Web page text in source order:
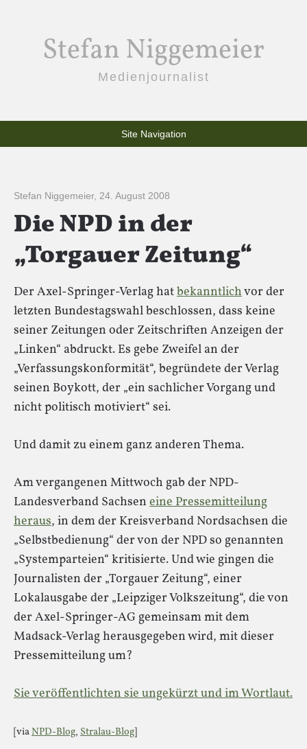
Stefan Niggemeier
Medienjournalist
Site Navigation
Stefan Niggemeier, 24. August 2008
Die NPD in der
„Torgauer Zeitung“
Der Axel-Springer-Verlag hatbekanntlichvor der
letzten Bundestagswahl beschlossen, dass keine
seiner Zeitungen oder Zeitschriften Anzeigen der
„Linken“ abdruckt. Es gebe Zweifel an der
„Verfassungskonformität“, begründete der Verlag
seinen Boykott, der „ein sachlicher Vorgang und
nicht politisch motiviert“ sei.
Und damit zu einem ganz anderen Thema.
Am vergangenen Mittwoch gab der NPD-
Landesverband Sachsen eine Pressemitteilung
heraus, in dem der Kreisverband Nordsachsen die
„Selbstbedienung“ der von der NPD so genannten
„Systemparteien“ kritisierte. Und wie gingen die
Journalisten der „Torgauer Zeitung“, einer
Lokalausgabe der „Leipziger Volkszeitung“, die von
der Axel-Springer-AG gemeinsam mit dem
Madsack-Verlag herausgegeben wird, mit dieser
Pressemitteilung um?
Sie veröffentlichten sie ungekürzt und im Wortlaut.
[viaNPD-Blog, Stralau-Blog]